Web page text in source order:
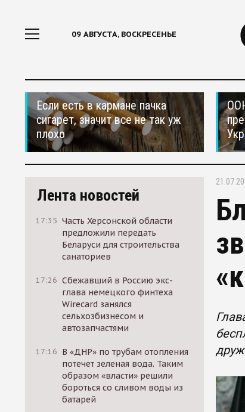
09 АВГУСТА, ВОСКРЕСЕНЬЕ
Если есть в кармане пачка
сигарет, значит все не так уж
плохо
Лента новостей
17:35 Часть Херсонской области
предложили передать
Беларуси для строительства
санаториев
17:26 Сбежавший в Россию экс-
глава немецкого финтеха
Wirecard занялся
сельхозбизнесом и
автозапчастями
17:16 В «ДНР» по трубам отопления
потечет зеленая вода. Таким
образом «власти» решили
бороться со сливом воды из
батарей